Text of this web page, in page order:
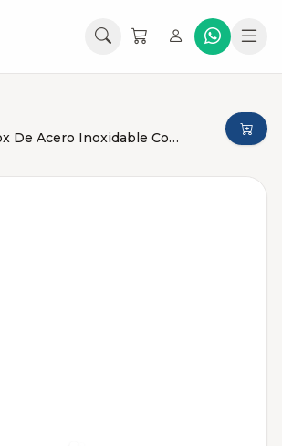
Pelador Victorinox De Acero Inoxidable Compacto